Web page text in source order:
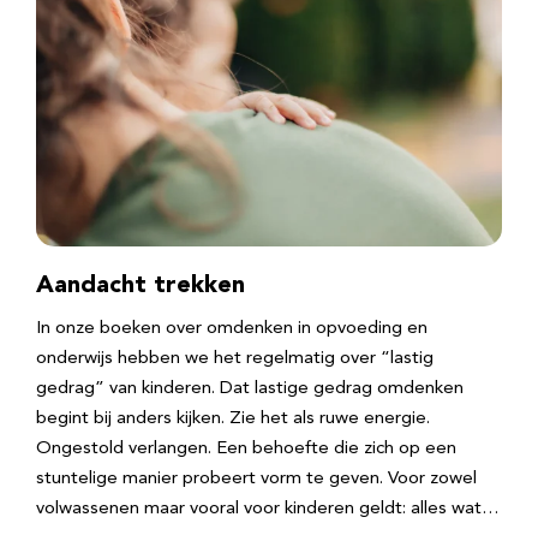
Aandacht trekken
In onze boeken over omdenken in opvoeding en
onderwijs hebben we het regelmatig over “lastig
gedrag” van kinderen. Dat lastige gedrag omdenken
begint bij anders kijken. Zie het als ruwe energie.
Ongestold verlangen. Een behoefte die zich op een
stuntelige manier probeert vorm te geven. Voor zowel
volwassenen maar vooral voor kinderen geldt: alles wat…